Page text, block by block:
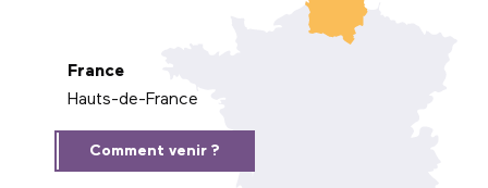
France
Hauts-de-France
Comment venir ?